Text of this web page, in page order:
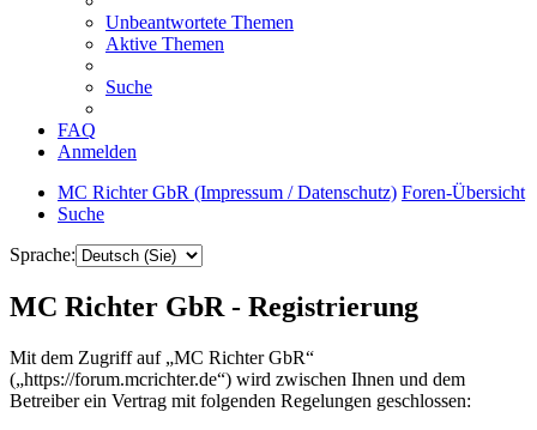
Unbeantwortete Themen
Aktive Themen
Suche
FAQ
Anmelden
MC Richter GbR (Impressum / Datenschutz) Foren-Übersicht
Suche
Sprache:
MC Richter GbR - Registrierung
Mit dem Zugriff auf „MC Richter GbR“
(„https://forum.mcrichter.de“) wird zwischen Ihnen und dem
Betreiber ein Vertrag mit folgenden Regelungen geschlossen: